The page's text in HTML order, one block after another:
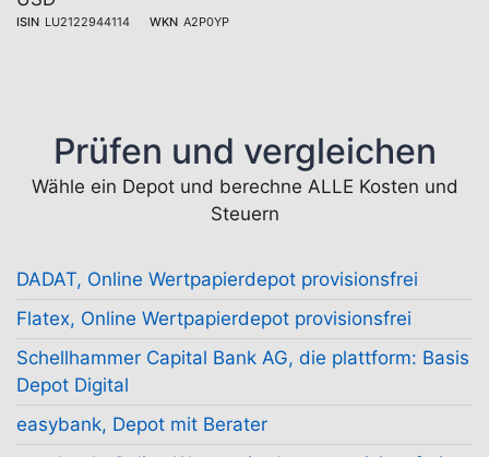
ISIN LU2122944114 WKN A2P0YP
Prüfen und vergleichen
Wähle ein Depot und berechne ALLE Kosten und
Steuern
DADAT, Online Wertpapierdepot provisionsfrei
Flatex, Online Wertpapierdepot provisionsfrei
Schellhammer Capital Bank AG, die plattform: Basis
Depot Digital
easybank, Depot mit Berater